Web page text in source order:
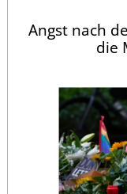
Angst nach
die